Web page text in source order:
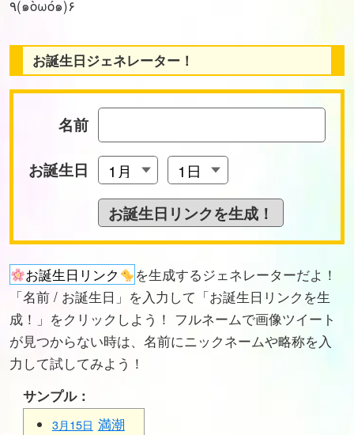
٩(๑òωó๑)۶
お誕生日ジェネレーター！
名前
お誕生日
お誕生日リンク
を生成するジェネレーターだよ！
「名前 / お誕生日」を入力して「お誕生日リンクを生
成！」をクリックしよう！ フルネームで画像ツイート
が見つからない時は、名前にニックネームや略称を入
力して試してみよう！
サンプル：
3月15日 満潮